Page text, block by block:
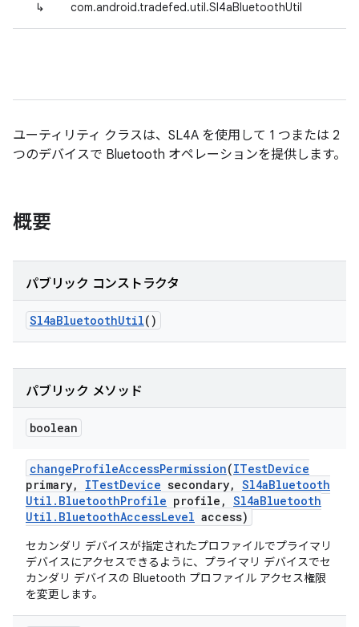
↳ com.android.tradefed.util.Sl4aBluetoothUtil
ユーティリティ クラスは、SL4A を使用して 1 つまたは 2
つのデバイスで Bluetooth オペレーションを提供します。
概要
パブリック コンストラクタ
Sl4aBluetoothUtil()
パブリック メソッド
boolean
changeProfileAccessPermission(ITestDevice
primary, ITestDevice secondary, Sl4aBluetooth
Util . BluetoothProfile profile , Sl4aBluetooth
Util . BluetoothAccessLevel access)
セカンダリ デバイスが指定されたプロファイルでプライマリ
デバイスにアクセスできるように、プライマリ デバイスでセ
カンダリ デバイスの Bluetooth プロファイル アクセス権限
を変更します。